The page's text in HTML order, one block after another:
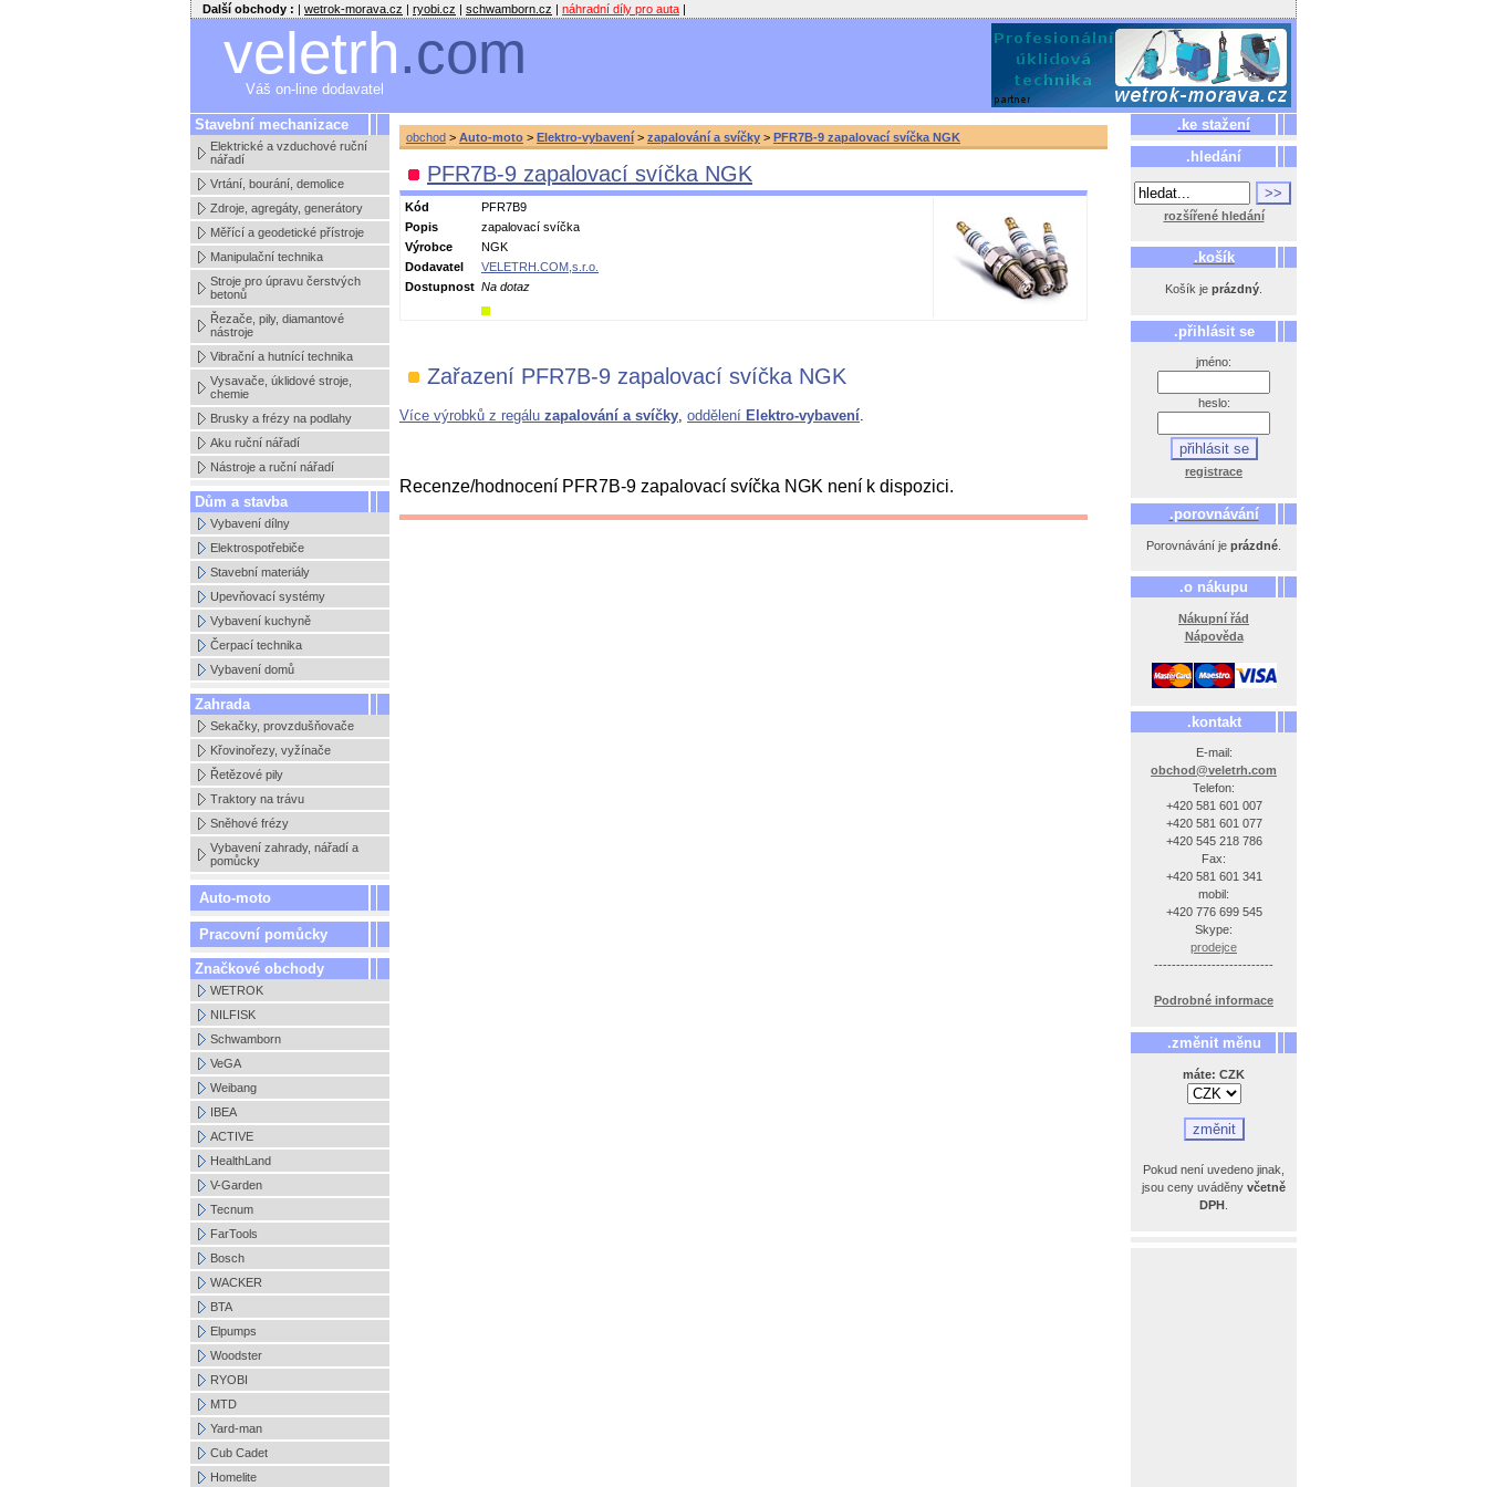
Další obchody : | wetrok-morava.cz | ryobi.cz | schwamborn.cz | náhradní díly pro auta |
veletrh.com
Váš on-line dodavatel
Stavební mechanizace
Elektrické a vzduchové ruční
nářadí
Vrtání, bourání, demolice
Zdroje, agregáty, generátory
Měřící a geodetické přístroje
Manipulační technika
Stroje pro úpravu čerstvých
betonů
Řezače, pily, diamantové
nástroje
Vibrační a hutnící technika
Vysavače, úklidové stroje,
chemie
Brusky a frézy na podlahy
Aku ruční nářadí
Nástroje a ruční nářadí
Dům a stavba
Vybavení dílny
Elektrospotřebiče
Stavební materiály
Upevňovací systémy
Vybavení kuchyně
Čerpací technika
Vybavení domů
Zahrada
Sekačky, provzdušňovače
Křovinořezy, vyžínače
Řetězové pily
Traktory na trávu
Sněhové frézy
Vybavení zahrady, nářadí a
pomůcky
Auto-moto
Pracovní pomůcky
Značkové obchody
WETROK
NILFISK
Schwamborn
VeGA
Weibang
IBEA
ACTIVE
HealthLand
V-Garden
Tecnum
FarTools
Bosch
WACKER
BTA
Elpumps
Woodster
RYOBI
MTD
Yard-man
Cub Cadet
Homelite
.ke stažení
.hledání
rozšířené hledání
.košík
Košík je prázdný
.přihlásit se
jméno:
heslo:
registrace
.porovnávání
Porovnávání je prázdné
.o nákupu
Nákupní řád
Nápověda
.kontakt
E-mail:
obchod@veletrh.com
Telefon:
+420 581 601 007
+420 581 601 077
+420 545 218 786
Fax:
+420 581 601 341
mobil:
+420 776 699 545
Skype:
prodejce
---------------------------
Podrobné informace
.změnit měnu
máte: CZK
Pokud není uvedeno jinak,
jsou ceny uváděny včetně
DPH
obchod > Auto-moto > Elektro-vybavení > zapalování a svíčky > PFR7B-9 zapalovací svíčka NGK
PFR7B-9 zapalovací svíčka NGK
Kód
PFR7B9
Popis
zapalovací svíčka
Výrobce
NGK
Dodavatel
VELETRH.COM,s.r.o.
Dostupnost Na dotaz
Zařazení PFR7B-9 zapalovací svíčka NGK
Více výrobků z regálu zapalování a svíčky, oddělení Elektro-vybavení.
Recenze/hodnocení PFR7B-9 zapalovací svíčka NGK není k dispozici.